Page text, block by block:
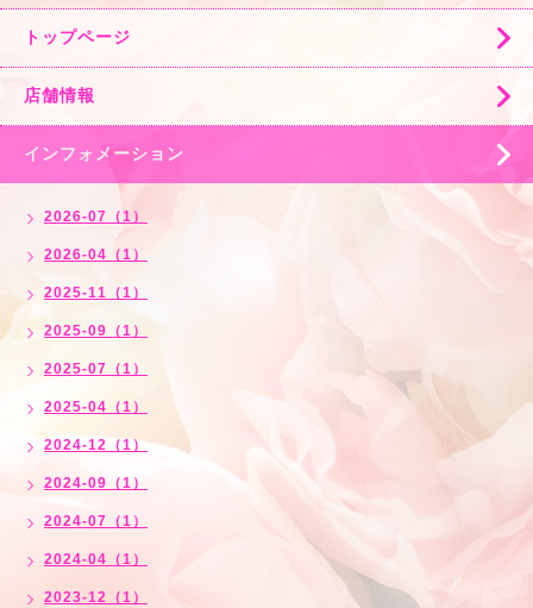
トップページ
店舗情報
インフォメーション
2026-07（1）
2026-04（1）
2025-11（1）
2025-09（1）
2025-07（1）
2025-04（1）
2024-12（1）
2024-09（1）
2024-07（1）
2024-04（1）
2023-12（1）